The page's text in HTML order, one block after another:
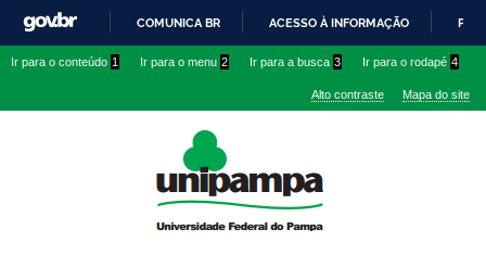
conteúdo
IR
O
COMUNICA BR ACESSO À INFORMAÇÃO
Ir para o conteúdo 1 Ir para o menu 2 Ir para a busca 3 Ir para o rodapé 4
Alto contraste Mapa do site